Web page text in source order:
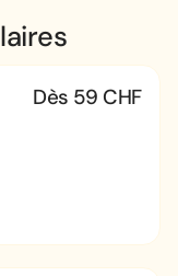
Dès 59 CHF